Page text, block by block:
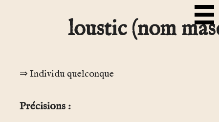
loustic (nom
Individu quelconque
Précisions